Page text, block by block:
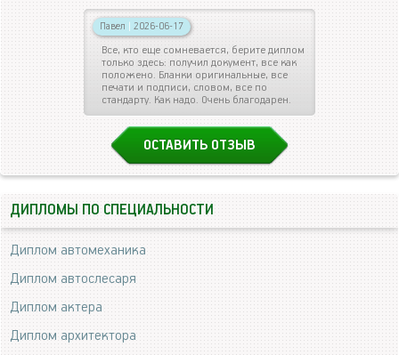
Павел 2026-06-17
Все, кто еще сомневается, берите диплом
только здесь: получил документ, все как
положено. Бланки оригинальные, все
печати и подписи, словом, все по
стандарту. Как надо. Очень благодарен.
ОСТАВИТЬ ОТЗЫВ
ДИПЛОМЫ ПО СПЕЦИАЛЬНОСТИ
Диплом автомеханика
Диплом автослесаря
Диплом актера
Диплом архитектора